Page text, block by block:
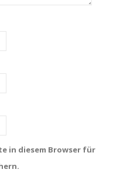
in diesem Browser für